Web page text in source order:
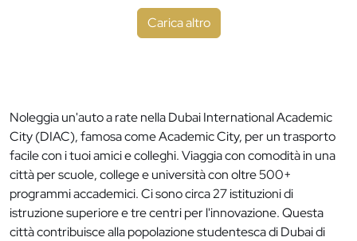
Carica altro
Noleggia un'auto a rate nella Dubai International Academic
City (DIAC), famosa come Academic City, per un trasporto
facile con i tuoi amici e colleghi. Viaggia con comodità in una
città per scuole, college e università con oltre 500+
programmi accademici. Ci sono circa 27 istituzioni di
istruzione superiore e tre centri per l'innovazione. Questa
città contribuisce alla popolazione studentesca di Dubai di